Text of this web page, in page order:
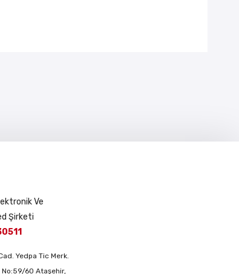
Ve
Şirketi
Yedpa Tic Merk.
No:59/60 Ataşehir,